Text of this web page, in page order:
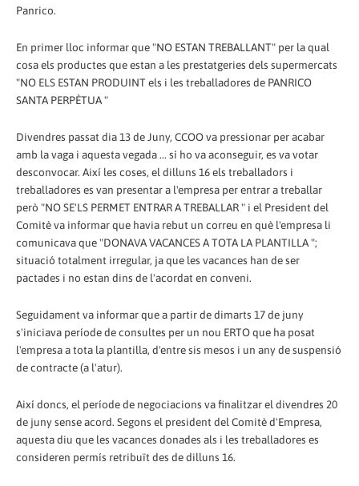
Panrico.
En primer lloc informar que "NO ESTAN TREBALLANT" per la qual
cosa els productes que estan a les prestatgeries dels supermercats
"NO ELS ESTAN PRODUINT els i les treballadores de PANRICO
SANTA PERPÈTUA "
Divendres passat dia 13 de Juny, CCOO va pressionar per acabar
amb la vaga i aquesta vegada ... sí ho va aconseguir, es va votar
desconvocar. Així les coses, el dilluns 16 els treballadors i
treballadores es van presentar a l'empresa per entrar a treballar
però "NO SE'LS PERMET ENTRAR A TREBALLAR " i el President del
Comitè va informar que havia rebut un correu en què l'empresa li
comunicava que "DONAVA VACANCES A TOTA LA PLANTILLA ";
situació totalment irregular, ja que les vacances han de ser
pactades i no estan dins de l'acordat en conveni.
Seguidament va informar que a partir de dimarts 17 de juny
s'iniciava període de consultes per un nou ERTO que ha posat
l'empresa a tota la plantilla, d'entre sis mesos i un any de suspensió
de contracte (a l'atur).
Així doncs, el període de negociacions va finalitzar el divendres 20
de juny sense acord. Segons el president del Comitè d'Empresa,
aquesta diu que les vacances donades als i les treballadores es
consideren permís retribuït des de dilluns 16.